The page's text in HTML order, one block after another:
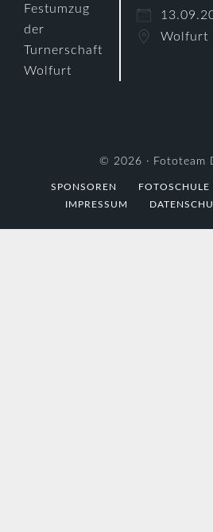
Wolfurt
© 2026 · Fototeam
SPONSOREN FOTOSCHULE
IMPRESSUM